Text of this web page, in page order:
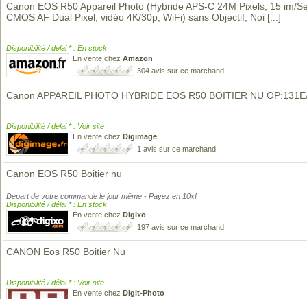
Canon EOS R50 Appareil Photo (Hybride APS-C 24M Pixels, 15 im/
CMOS AF Dual Pixel, vidéo 4K/30p, WiFi) sans Objectif, Noi [...]
Disponibilité / délai * : En stock
En vente chez Amazon
304 avis sur ce marchand
Canon APPAREIL PHOTO HYBRIDE EOS R50 BOITIER NU
Disponibilité / délai * : Voir site
En vente chez Digimage
1 avis sur ce marchand
Canon EOS R50 Boitier nu
Départ de votre commande le jour même - Payez en 10x!
Disponibilité / délai * : En stock
En vente chez Digixo
197 avis sur ce marchand
CANON Eos R50 Boitier Nu
Disponibilité / délai * : Voir site
En vente chez Digit-Photo